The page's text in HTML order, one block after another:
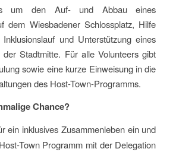
um den Auf- und Abbau eines
dem Wiesbadener Schlossplatz, Hilfe
und Unterstützung eines
der Stadtmitte. Für alle Volunteers gibt
sowie eine kurze Einweisung in die
des Host-Town-Programms.
Chance?
ein inklusives Zusammenleben ein und
Town Programm mit der Delegation